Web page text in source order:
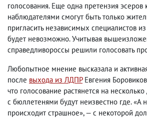
голосования. Еще одна претензия эсеров
наблюдателями смогут быть только
пригласить независимых специалистов
будет невозможно. Учитывая
справедливороссы решили голосовать
Любопытное мнение высказала и
после выхода из ЛДПРЕвгения
что голосование растянется на
с бюллетенями будут неизвестно где. «А
происходит страшное», — с некоторой